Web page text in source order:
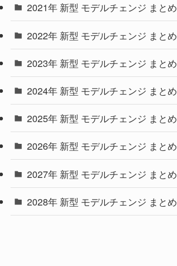
(10)
(9)
(22)
(4)
(9)
(4)
(1)
2021年 新型 モデルチェンジ まとめ
2022年 新型 モデルチェンジ まとめ
2023年 新型 モデルチェンジ まとめ
2024年 新型 モデルチェンジ まとめ
2025年 新型 モデルチェンジ まとめ
2026年 新型 モデルチェンジ まとめ
2027年 新型 モデルチェンジ まとめ
2028年 新型 モデルチェンジ まとめ